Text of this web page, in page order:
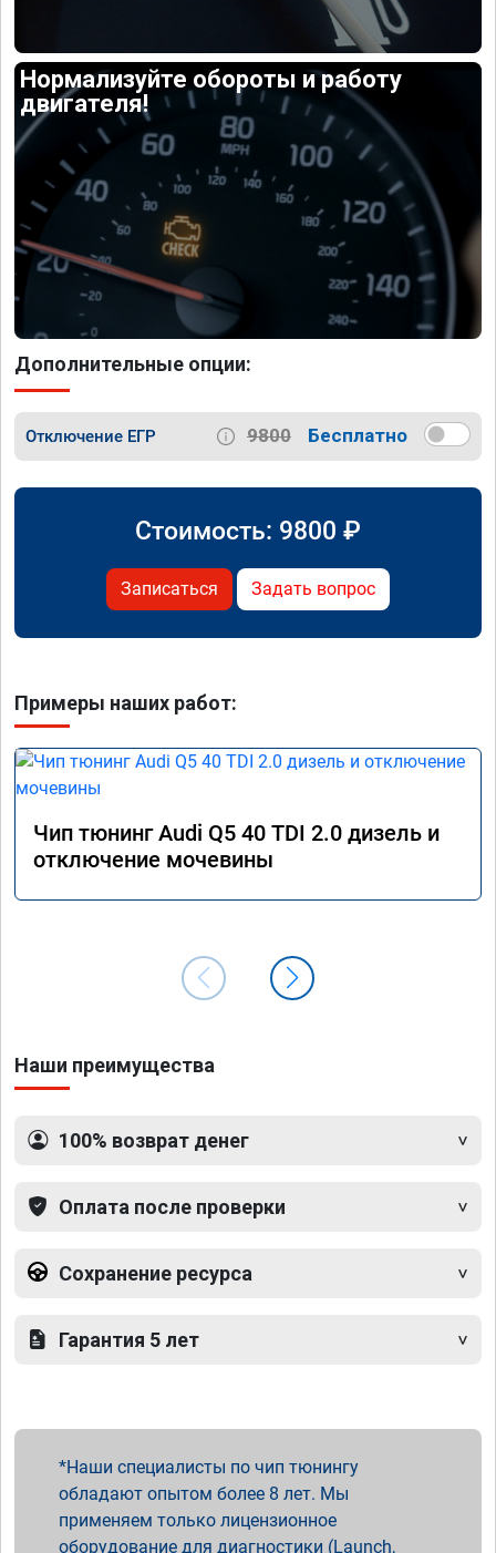
Нормализуйте обороты и работу
двигателя!
Дополнительные опции:
Отключение ЕГР 9800 Бесплатно
Стоимость: 9800 ₽
Записаться Задать вопрос
Примеры наших работ:
Чип тюнинг Audi Q5 40 TDI 2.0 дизель и
отключение мочевины
Наши преимущества
100% возврат денег
Оплата после проверки
Сохранение ресурса
Гарантия 5 лет
Наши специалисты по чип тюнингу
обладают опытом более 8 лет. Мы
применяем только лицензионное
оборудование для диагностики (Launch,